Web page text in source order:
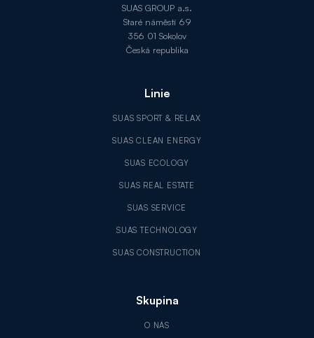
SUAS GROUP a.s.
Staré náměstí 69
356 01 Sokolov
Česká republika
Linie
SUAS SPORT & RELAX
SUAS CLEAN ENERGY
SUAS ECOLOGY
SUAS REAL ESTATE
SUAS SERVICE
SUAS TECHNOLOGY
SUAS CONSTRUCTION
Skupina
O NÁS